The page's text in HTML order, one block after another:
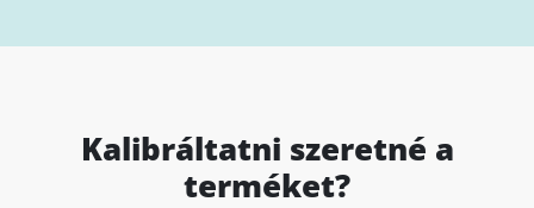
Kalibráltatni szeretné a
terméket?